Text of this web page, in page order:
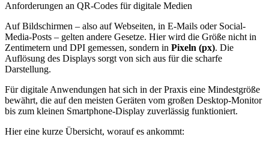
Anforderungen an QR‑Codes für digitale Medien
Auf Bildschirmen – also auf Webseiten, in E-Mails oder Social-
Media-Posts – gelten andere Gesetze. Hier wird die Größe nicht in
Zentimetern und DPI gemessen, sondern in Pixeln (px). Die
Auflösung des Displays sorgt von sich aus für die scharfe
Darstellung.
Für digitale Anwendungen hat sich in der Praxis eine Mindestgröße
bewährt, die auf den meisten Geräten vom großen Desktop-Monitor
bis zum kleinen Smartphone-Display zuverlässig funktioniert.
Hier eine kurze Übersicht, worauf es ankommt: